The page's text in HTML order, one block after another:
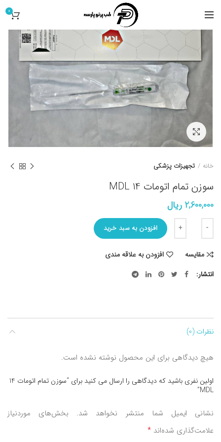
0
کلیک برای بزرگ کردن
خانه تجهیزات پزشکی
سوزن تمام اتومات 14 MDL
2,600,000 ریال
تعداد افزودن به سبد خرید
مقایسه
افزودن به علاقه مندی
انتشار
نظرات (0)
هیچ دیدگاهی برای این محصول نوشته نشده است.
اولین نفری باشید که دیدگاهی را ارسال می کنید برای “سوزن تمام اتومات 14
MDL”
نشانی ایمیل شما منتشر نخواهد شد.
بخش‌های موردنیاز
علامت‌گذاری شده‌اند *